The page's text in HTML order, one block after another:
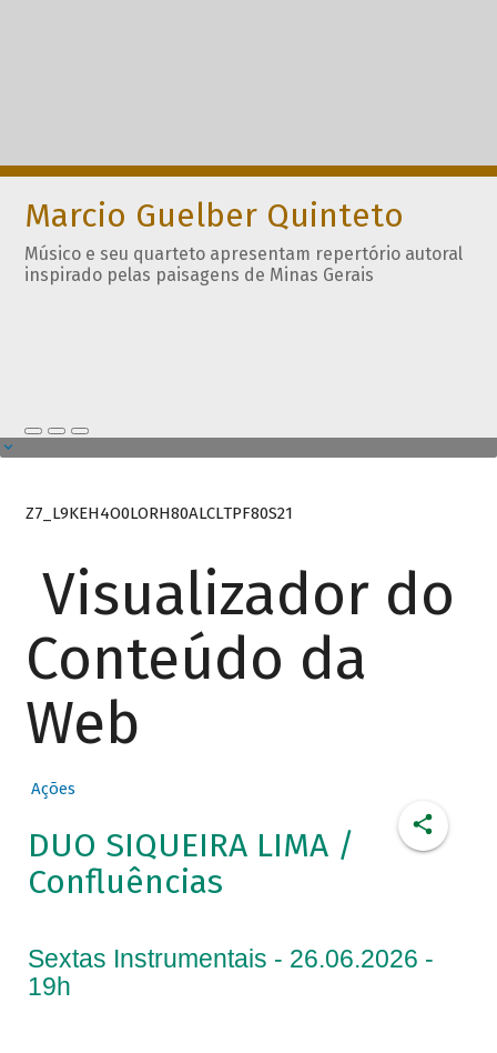
Marcio Guelber Quinteto
Músico e seu quarteto apresentam repertório autoral
inspirado pelas paisagens de Minas Gerais
Z7_L9KEH4O0LORH80ALCLTPF80S21
Visualizador do
Conteúdo da
Web
Ações
DUO SIQUEIRA LIMA /
Confluências
Sextas Instrumentais - 26.06.2026 -
19h